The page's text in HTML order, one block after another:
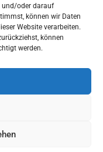
und/oder darauf
können wir Daten
Website verarbeiten.
können
werden.